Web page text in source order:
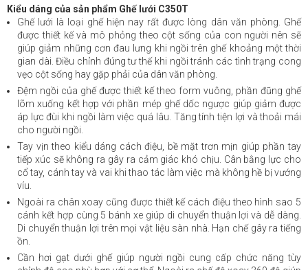
Kiểu dáng của sản phẩm Ghế lưới C350T
Ghế lưới là loại ghế hiện nay rất được lòng dân văn phòng. Ghế
được thiết kế và mô phỏng theo cột sống của con người nên sẽ
giúp giảm những cơn đau lưng khi ngồi trên ghế khoảng một thời
gian dài. Điều chỉnh đúng tư thế khi ngồi tránh các tình trạng cong
vẹo cột sống hay gặp phải của dân văn phòng.
Đệm ngồi của ghế được thiết kế theo form vuông, phần đũng ghế
lõm xuống kết hợp với phần mép ghế dốc ngược giúp giảm được
áp lực đùi khi ngồi làm việc quá lâu. Tăng tính tiện lợi và thoải mái
cho người ngồi.
Tay vịn theo kiểu dáng cách điệu, bề mặt trơn mịn giúp phần tay
tiếp xúc sẽ không ra gây ra cảm giác khó chịu. Cân bằng lực cho
cổ tay, cánh tay và vai khi thao tác làm việc mà không hề bị vướng
víu.
Ngoài ra chân xoay cũng được thiết kế cách điệu theo hình sao 5
cánh kết hợp cùng 5 bánh xe giúp di chuyển thuận lợi và dễ dàng.
Di chuyển thuận lợi trên mọi vật liệu sàn nhà. Hạn chế gây ra tiếng
ồn.
Cần hơi gạt dưới ghế giúp người ngồi cung cấp chức năng tùy